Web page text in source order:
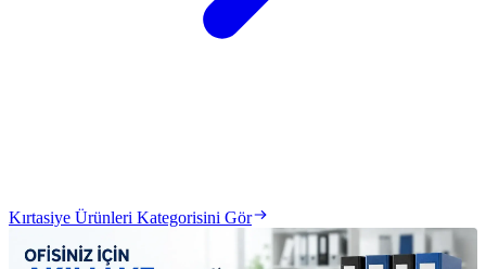
Kırtasiye Ürünleri Kategorisini Gör